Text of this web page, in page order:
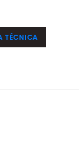
TÉCNICA